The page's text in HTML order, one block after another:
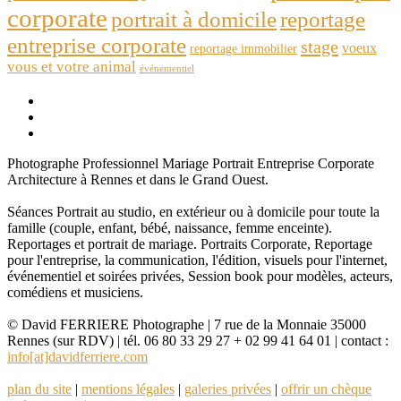
corporateportrait à domicilereportage
entreprise corporate reportage immobilier stage voeux
vous et votre animal événementiel
Photographe Professionnel Mariage Portrait Entreprise Corporate
Architecture à Rennes et dans le Grand Ouest.
Séances Portrait au studio, en extérieur ou à domicile pour toute la
famille (couple, enfant, bébé, naissance, femme enceinte).
Reportages et portrait de mariage. Portraits Corporate, Reportage
pour l'entreprise, la communication, l'édition, visuels pour l'internet,
événementiel et soirées privées, Session book pour modèles, acteurs,
comédiens et musiciens.
© David FERRIERE Photographe | 7 rue de la Monnaie 35000
Rennes (sur RDV) | tél. 06 80 33 29 27 + 02 99 41 64 01 | contact :
info[at]davidferriere.com
plan du site | mentions légales | galeries privées | offrir un chèque